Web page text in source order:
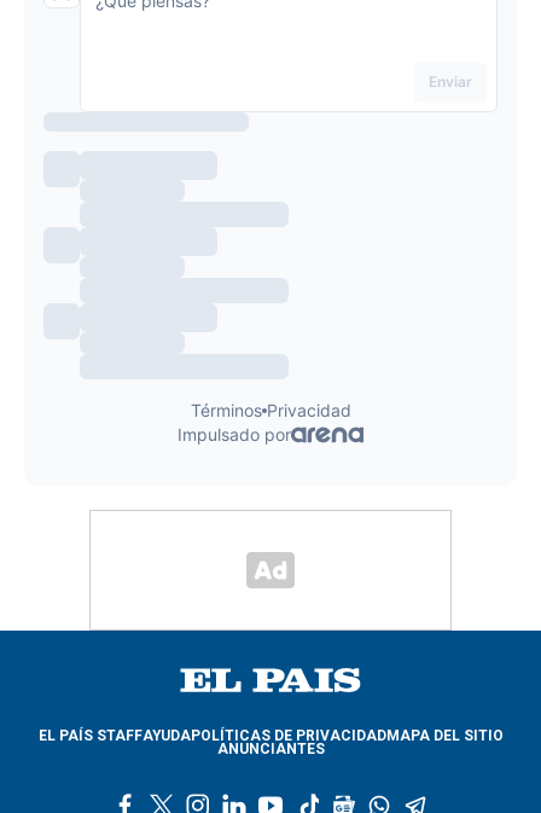
EL PAÍS STAFFAYUDAPOLÍTICAS DE PRIVACIDADMAPA DEL SITIO
ANUNCIANTES
l y t g w